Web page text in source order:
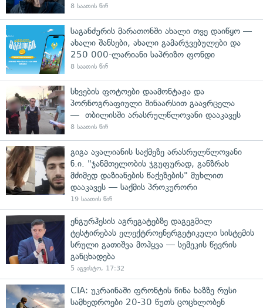
8 საათის წინ
საგანძურის მარათონში ახალი თვე დაიწყო —
ახალი შანსები, ახალი გამარჯვებულები და
250 000-ლარიანი საპრიზო ფონდი
8 საათის წინ
სხვების ფოტოები დაამონტაჟა და
პორნოგრაფიული შინაარსით გაავრცელა
— თბილისში არასრულწლოვანი დააკავეს
8 საათის წინ
გიგა ავალიანის საქმეზე არასრულწლოვანი
ნ.ი. "ჯანმთელობის ჯგუფურად, განზრახ
მძიმედ დაზიანების წაქეზების" მუხლით
დააკავეს — საქმის პროკურორი
19 საათის წინ
ენგურჰესის აგრეგატებზე დაგეგმილ
ტესტირებას ელექტროენერგეტიკული სისტემის
სრული გათიშვა მოჰყვა — სემეკის წევრის
განცხადება
5 აგვისტო, 17:32
CIA: უკრაინაში ფრონტის წინა ხაზზე რუსი
სამხედროები 20-30 წუთს ცოცხლობენ